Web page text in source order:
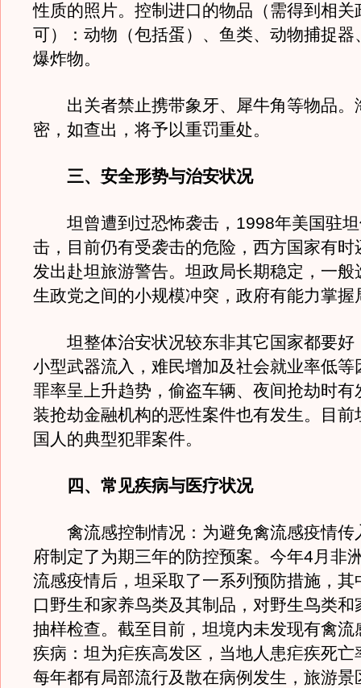
性质的照片。控制进口的物品（需得到相关
可）：动物（包括蛋）、鱼类、动物捕捉器
爆炸物。
出关者禁止携带象牙、犀牛角等物品。
密，如查出，将予以重罚重处。
三、安全形势与治安状况
坦曾遭到过恐怖袭击，1998年美国驻坦
击，目前仍有受袭击的危险，西方国家有时
发出赴坦旅游警告。坦政局长期稳定，一般
生政党之间的小规模冲突，政府有能力掌握
坦整体治安状况较东非其它国家都要好
小型武器流入，难民增加及社会就业率低等
罪率呈上升趋势，偷盗车辆、夜间抢劫时有
装抢劫金融机构的恶性案件也有发生。目前
国人的典型犯罪案件。
四、常见疾病与医疗状况
禽流感控制情况：为避免禽流感疫情传
府制定了为期三年的防控预案。今年4月非
流感疫情后，坦采取了一系列预防措施，其
口野生和家养鸟类及其制品，对野生鸟类和
抽样检查。截至目前，坦境内未发现有禽流
疾病：坦为疟疾高发区，当地人患疟疾死亡
每年都有局部流行及散在病例发生，旅游景